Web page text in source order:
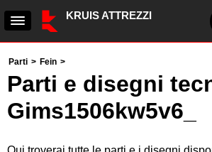
KRUIS ATTREZZI
Parti > Fein >
Parti e disegni
Gims1506kw5v6_